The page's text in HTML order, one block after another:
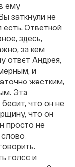
ему
заткнули не
есть. Ответной
здесь,
за кем
ответ Андрея,
и
жестким,
Эта
что он не
что он
просто не
голос и